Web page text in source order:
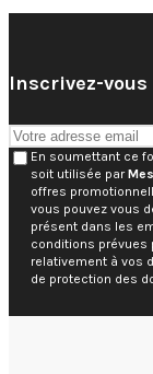
Inscrivez-
En soumettant ce
soit utilisée par
offres
vous pouvez vous
présent dans les
conditions prévues
relativement à vos
de protection des